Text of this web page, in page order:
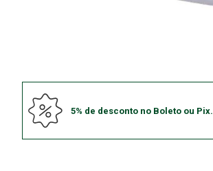
5% de desconto no Boleto ou Pix.